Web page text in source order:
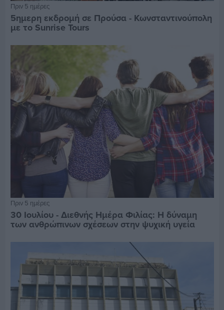
Πριν 5 ημέρες
5ημερη εκδρομή σε Προύσα - Κωνσταντινούπολη
με το Sunrise Tours
Πριν 5 ημέρες
30 Ιουλίου - Διεθνής Ημέρα Φιλίας: Η δύναμη
των ανθρώπινων σχέσεων στην ψυχική υγεία